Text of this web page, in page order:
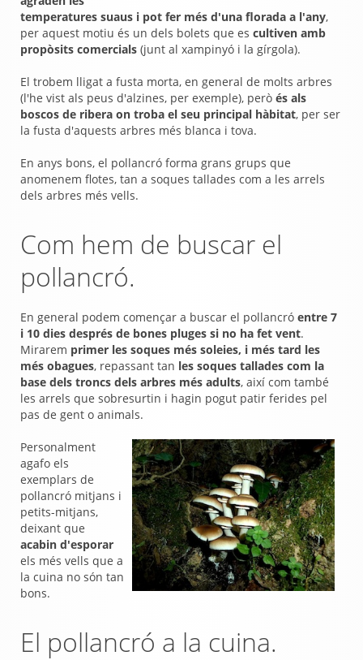
temperatures suaus i pot fer més d'una florada a l'any,
per aquest motiu és un dels bolets que es cultiven amb
propòsits comercials (junt al xampinyó i la gírgola).
El trobem lligat a fusta morta, en general de molts arbres
(l'he vist als peus d'alzines, per exemple), però és als
boscos de ribera on troba el seu principal hàbitat, per ser
la fusta d'aquests arbres més blanca i tova.
En anys bons, el pollancró forma grans grups que
anomenem flotes, tan a soques tallades com a les arrels
dels arbres més vells.
Com hem de buscar el
pollancró.
En general podem començar a buscar el pollancró entre 7
i 10 dies després de bones pluges si no ha fet vent.
Mirarem primer les soques més soleies, i més tard les
més obagues, repassant tan les soques tallades com la
base dels troncs dels arbres més adults, així com també
les arrels que sobresurtin i hagin pogut patir ferides pel
pas de gent o animals.
Personalment
agafo els
exemplars de
pollancró mitjans i
petits-mitjans,
deixant que
acabin d'esporar
els més vells que a
la cuina no són tan
bons.
El pollancró a la cuina.